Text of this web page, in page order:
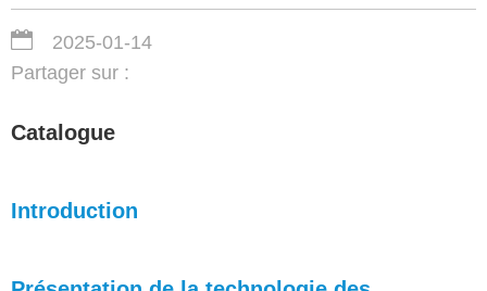
2025-01-14
Partager sur :
Catalogue
Introduction